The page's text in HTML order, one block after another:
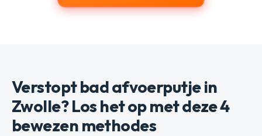
Verstopt bad afvoerputje in
Zwolle? Los het op met deze 4
bewezen methodes